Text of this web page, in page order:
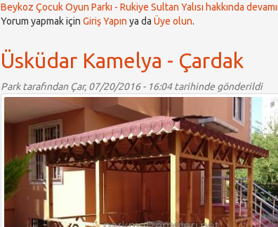
Beykoz Çocuk Oyun Parkı - Rukiye Sultan Yalısı hakkında
Yorum yapmak için Giriş Yapın ya da Üye olun.
Üsküdar Kamelya - Çardak
Parktarafından Çar, 07/20/2016 - 16:04 tarihinde gönderildi